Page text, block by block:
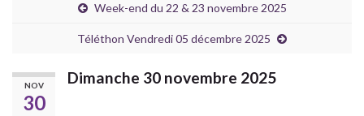
Week-end du 22 & 23 novembre 2025
Téléthon Vendredi 05 décembre 2025
NOV
30
Dimanche 30 novembre 2025